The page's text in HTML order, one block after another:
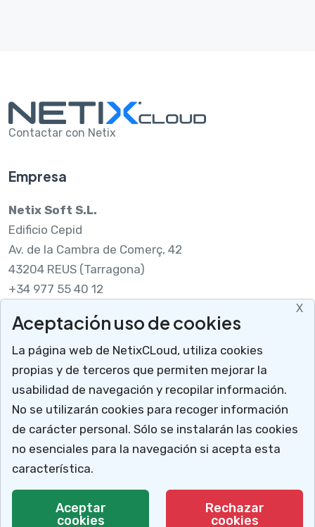
Mucho más que un programa para talleres
NetixCloud permite gestionar y administrar tu
Te explicamos cómo
X
Aceptación uso de cookies
La página web de NetixCLoud, utiliza cookies
propias y de terceros que permiten mejorar la
usabilidad de navegación y recopilar información.
No se utilizarán cookies para recoger información
de carácter personal. Sólo se instalarán las cookies
no esenciales para la navegación si acepta esta
característica.
Aceptar
cookies
Rechazar
cookies
Contactar con Netix
Empresa
Netix Soft S.L.
Edificio Cepid
Av. de la Cambra de Comerç, 42
43204 REUS (Tarragona)
+34 977 55 40 12
Legal
Nota legal
RGPDUE
Cómo llegar
Descargar soporte
© 2026 Netix. Todos los derechos reservados.